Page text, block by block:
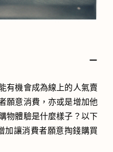
－
有機會成為線上的人氣賣
願意消費，亦或是增加他
物體驗是什麼樣子？以下
加讓消費者願意掏錢購買